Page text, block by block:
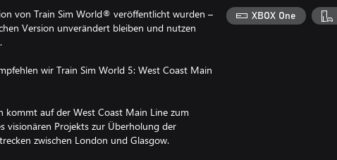
von Train Sim World® veröffentlicht wurden –
Version unverändert bleiben und nutzen
wir Train Sim World 5: West Coast Main
kommt auf der West Coast Main Line zum
visionären Projekts zur Überholung der
zwischen London und Glasgow.
XBOX One